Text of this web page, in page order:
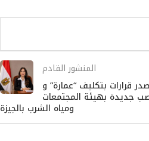
المنشور القادم
قرارات بتكليف “عمارة” و
جديدة بهيئة المجتمعات
ومياه الشرب بالجيزة